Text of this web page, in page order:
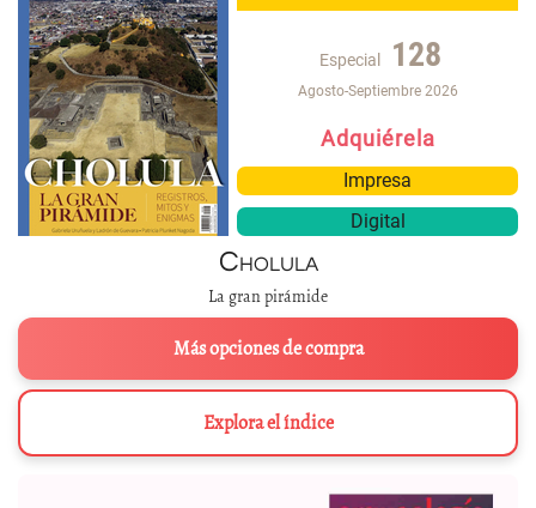
Especial 128
Agosto-Septiembre 2026
Adquiérela
Impresa
Digital
Cholula
La gran pirámide
Más opciones de compra
Explora el índice